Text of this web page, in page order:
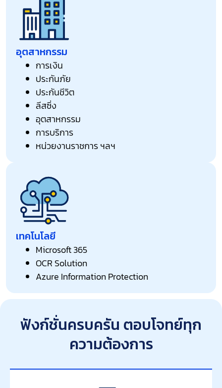
อุตสาหกรรม
การเงิน
ประกันภัย
ประกันชีวิต
ลีสซิ่ง
อุตสาหกรรม
การบริการ
หน่วยงานราชการ ฯลฯ
เทคโนโลยี
Microsoft 365
OCR Solution
Azure Information Protection
ฟังก์ชั่นครบครัน ตอบโจทย์ทุก
ความต้องการ